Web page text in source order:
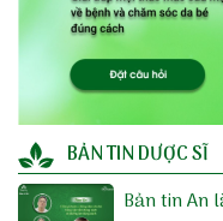
BẢN TIN DƯỢC SĨ
Bản tin An